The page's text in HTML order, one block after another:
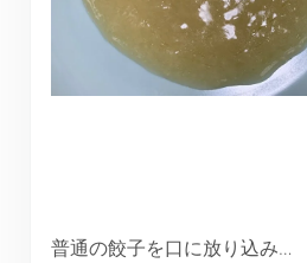
普通の餃子を口に放り込み…